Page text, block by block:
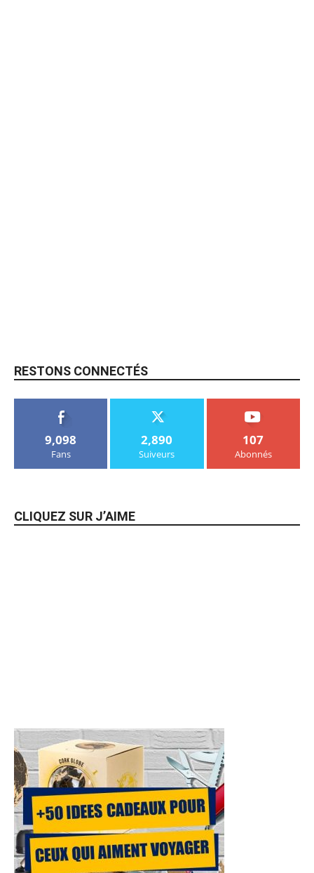
RESTONS CONNECTÉS
9,098
Fans
2,890
Suiveurs
107
Abonnés
CLIQUEZ SUR J’AIME